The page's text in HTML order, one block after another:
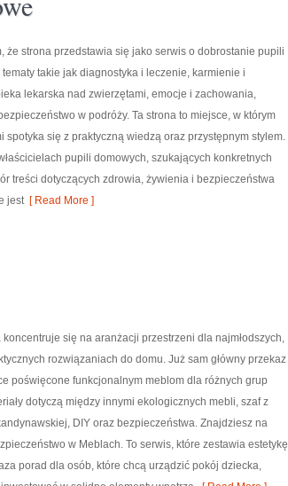
że strona przedstawia się jako serwis o dobrostanie pupili
takie jak diagnostyka i leczenie, karmienie i
lekarska nad zwierzętami, emocje i zachowania,
w podróży. Ta strona to miejsce, w którym
się z praktyczną wiedzą oraz przystępnym stylem.
pupili domowych, szukających konkretnych
treści dotyczących zdrowia, żywienia i bezpieczeństwa
jest[ Read More ]
się na aranżacji przestrzeni dla najmłodszych,
rozwiązaniach do domu. Już sam główny przekaz
poświęcone funkcjonalnym meblom dla różnych grup
dotyczą między innymi ekologicznych mebli, szaf z
DIY oraz bezpieczeństwa. Znajdziesz na
w Meblach. To serwis, które zestawia estetykę
porad dla osób, które chcą urządzić pokój dziecka,